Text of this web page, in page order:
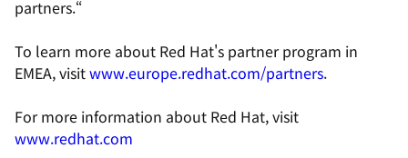
partners.“
To learn more about Red Hat's partner program in
EMEA, visitwww.europe.redhat.com/partners.
For more information about Red Hat, visit
www.redhat.com